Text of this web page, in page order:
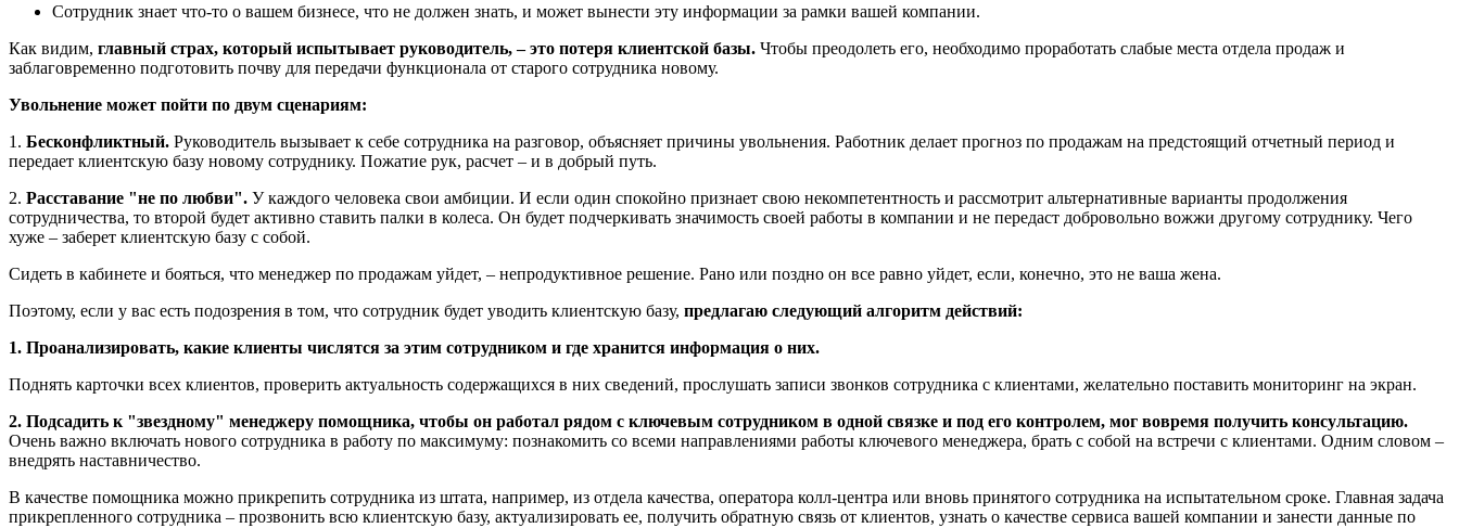
Сотрудник знает что-то о вашем бизнесе, что не должен знать, и может вынести эту информации за рамки вашей компании.
Как видим, главный страх, который испытывает руководитель, – это потеря клиентской базы. Чтобы преодолеть его, необходимо проработать слабые места отдела продаж и
заблаговременно подготовить почву для передачи функционала от старого сотрудника новому.
Увольнение может пойти по двум сценариям:
1. Бесконфликтный. Руководитель вызывает к себе сотрудника на разговор, объясняет причины увольнения. Работник делает прогноз по продажам на предстоящий отчетный период и
передает клиентскую базу новому сотруднику. Пожатие рук, расчет – и в добрый путь.
2. Расставание "не по любви". У каждого человека свои амбиции. И если один спокойно признает свою некомпетентность и рассмотрит альтернативные варианты продолжения
сотрудничества, то второй будет активно ставить палки в колеса. Он будет подчеркивать значимость своей работы в компании и не передаст добровольно вожжи другому сотруднику. Чего
хуже – заберет клиентскую базу с собой.
Сидеть в кабинете и бояться, что менеджер по продажам уйдет, – непродуктивное решение. Рано или поздно он все равно уйдет, если, конечно, это не ваша жена.
Поэтому, если у вас есть подозрения в том, что сотрудник будет уводить клиентскую базу, предлагаю следующий алгоритм действий:
1. Проанализировать, какие клиенты числятся за этим сотрудником и где хранится информация о них.
Поднять карточки всех клиентов, проверить актуальность содержащихся в них сведений, прослушать записи звонков сотрудника с клиентами, желательно поставить мониторинг на экран.
2. Подсадить к "звездному" менеджеру помощника, чтобы он работал рядом с ключевым сотрудником в одной связке и под его контролем, мог вовремя получить консультацию.
Очень важно включать нового сотрудника в работу по максимуму: познакомить со всеми направлениями работы ключевого менеджера, брать с собой на встречи с клиентами. Одним словом –
внедрять наставничество.
В качестве помощника можно прикрепить сотрудника из штата, например, из отдела качества, оператора колл-центра или вновь принятого сотрудника на испытательном сроке. Главная задача
прикрепленного сотрудника – прозвонить всю клиентскую базу, актуализировать ее, получить обратную связь от клиентов, узнать о качестве сервиса вашей компании и занести данные по